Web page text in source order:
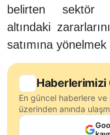
belirten sektör
altındaki
satımına
Haberlerimizi
En güncel haberlere
üzerinden anında